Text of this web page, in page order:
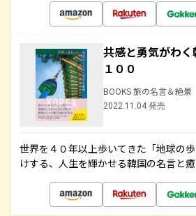
共感と勇気がわ
１００
BOOKS 旅の名言＆絶景
2022.11.04 発売
世界を４０年以上歩いてきた「地球の
けする、人生を輝かせる韓国の名言と